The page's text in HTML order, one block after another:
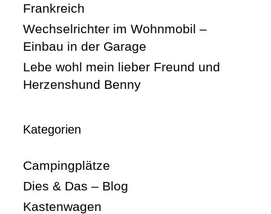
Frankreich
Wechselrichter im Wohnmobil –
Einbau in der Garage
Lebe wohl mein lieber Freund und
Herzenshund Benny
Kategorien
Campingplätze
Dies & Das – Blog
Kastenwagen